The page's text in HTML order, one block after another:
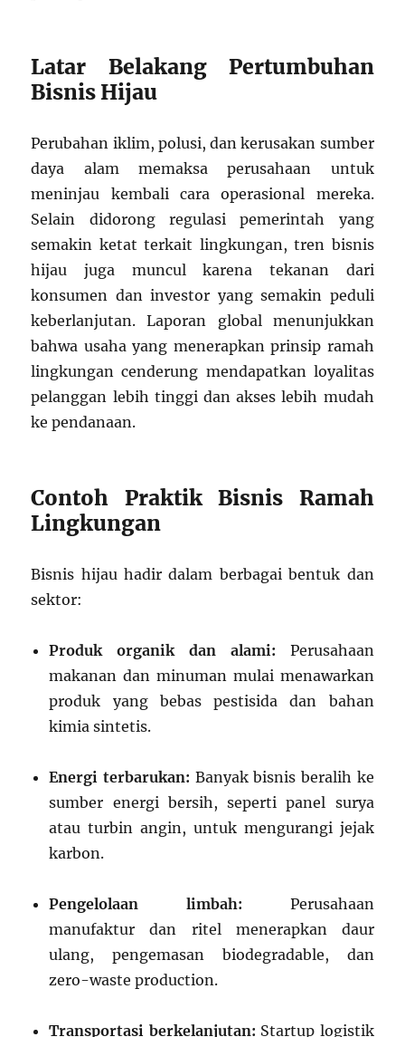
Latar Belakang Pertumbuhan
Bisnis Hijau
Perubahan iklim, polusi, dan kerusakan sumber
daya alam memaksa perusahaan untuk
meninjau kembali cara operasional mereka.
Selain didorong regulasi pemerintah yang
semakin ketat terkait lingkungan, tren bisnis
hijau juga muncul karena tekanan dari
konsumen dan investor yang semakin peduli
keberlanjutan. Laporan global menunjukkan
bahwa usaha yang menerapkan prinsip ramah
lingkungan cenderung mendapatkan loyalitas
pelanggan lebih tinggi dan akses lebih mudah
ke pendanaan.
Contoh Praktik Bisnis Ramah
Lingkungan
Bisnis hijau hadir dalam berbagai bentuk dan
sektor:
Produk organik dan alami: Perusahaan
makanan dan minuman mulai menawarkan
produk yang bebas pestisida dan bahan
kimia sintetis.
Energi terbarukan: Banyak bisnis beralih ke
sumber energi bersih, seperti panel surya
atau turbin angin, untuk mengurangi jejak
karbon.
Pengelolaan limbah: Perusahaan
manufaktur dan ritel menerapkan daur
ulang, pengemasan biodegradable, dan
zero-waste production.
Transportasi berkelanjutan: Startup logistik